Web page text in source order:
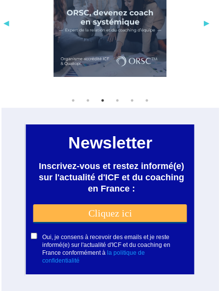
résultats attendus.
Avec plus de 2500 heures de
coaching, elle accompagne des leaders,
des managers et des équipes dans
diverses organisations et configurations
opérationnels (vente et marketing et
management d’équipes commerciales)
et fonctionnels ( Consultante RH et
DRH).
Elle a travaillé pour des multinationales
des start-up (Kabira), en tant que
manager, leader et membre de comité
de direction. Elle a pu expérimenter la
majorité des changements auxquelles
le monde des entreprises est confronté